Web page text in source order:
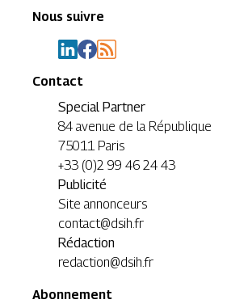
Nous suivre
Contact
Special Partner
84 avenue de la République
75011 Paris
+33 (0)2 99 46 24 43
Publicité
Site annonceurs
contact@dsih.fr
Rédaction
redaction@dsih.fr
Abonnement